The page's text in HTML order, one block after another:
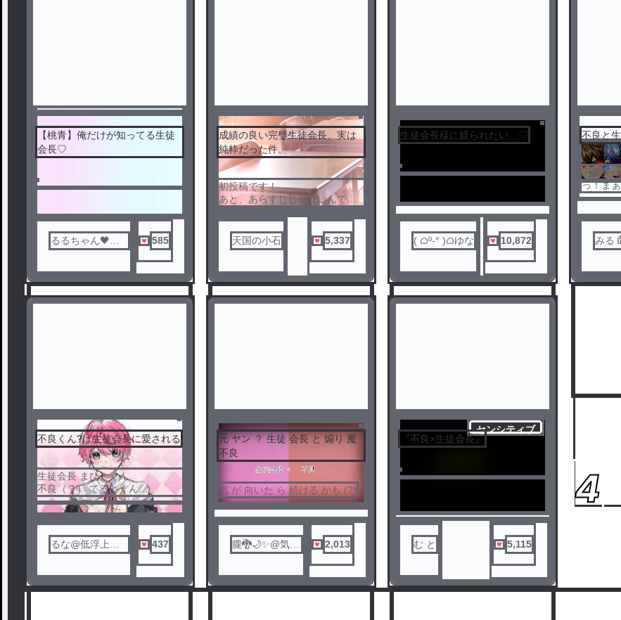
【桃青】俺だけが知ってる生徒
会長♡
るるちゃん🖤‎🤍
585
1
成績の良い完璧生徒会長、実は
純粋だった件。
初投稿です！
あと、あらすじじゃないんです
メ作品教えてください！
天国の小石
5,337
2
生徒会長様に躾られたい…♡
( ᜊº-° )ᜊゆな 10,872
3
不良と
不良受
っ！ま
すじは
みる
4
不良くん?は生徒会長に愛される
生徒会長 まひとくん
不良（？） てるとくん
不良（？）くんが生徒会長に愛
されます
るな@低浮上な
437
元 ヤン ？ 生徒 会長 と 煽り 魔
不良
気 が 向いた ら 続ける かも (?)
朧🐉🌙✨️@気分
2,013
センシティブ
『不良×生徒会長』
む と 5,115